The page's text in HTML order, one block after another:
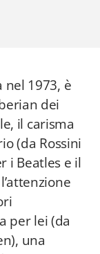
nel 1973, è
dei
il carisma
(da Rossini
i Beatles e il
per lei (da
una